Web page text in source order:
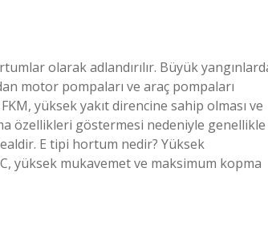
olarak adlandırılır. Büyük
motor pompaları ve araç pompaları
yüksek yakıt direncine sahip olması ve
özellikleri göstermesi nedeniyle genellikle
E tipi hortum nedir? Yüksek
yüksek mukavemet ve maksimum kopma